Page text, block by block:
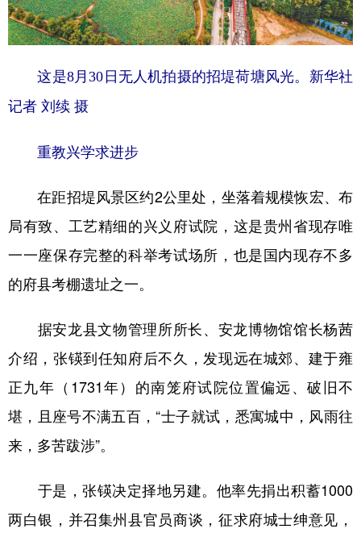
这是8月30日无人机拍摄的招堤荷塘风光。新华社
记者 刘续 摄
重教兴学求进步
在距招堤风景区约2公里处，坐落着规模恢宏、布
局有致、工艺精细的兴义府试院，这是贵州省现存唯
一一座保存完整的科举考试场所，也是国内现存不多
的府县考棚遗址之一。
据安龙县文物管理所所长、安龙博物馆馆长杨茜
介绍，张锳到任知府后不久，发现远在城郊、建于雍
正九年（1731年）的南笼府试院位置偏远、破旧不
堪，且座号不满五百，“士子就试，悉寓城中，风雨往
来，多苦跋涉”。
于是，张锳决定择地另建。他率先捐出积蓄1000
两白银，并召集州县官员商谈，征求府城士绅意见，